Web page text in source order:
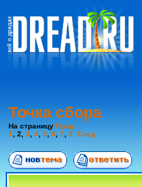
Точка сбора
На страницу Пред.
1
2 3 4 5 6 7 8 След.